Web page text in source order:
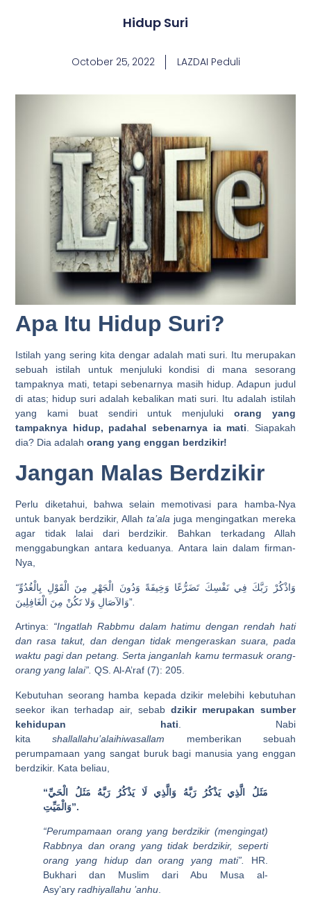
Hidup Suri
October 25, 2022 LAZDAI Peduli
Apa Itu Hidup Suri?
Istilah yang sering kita dengar adalah mati suri. Itu merupakan
sebuah istilah untuk menjuluki kondisi di mana sesorang
tampaknya mati, tetapi sebenarnya masih hidup. Adapun judul
di atas; hidup suri adalah kebalikan mati suri. Itu adalah istilah
yang kami buat sendiri untuk menjuluki orang yang
tampaknya hidup, padahal sebenarnya ia mati . Siapakah
dia? Dia adalahorang yang enggan berdzikir!
Jangan Malas Berdzikir
Perlu diketahui, bahwa selain memotivasi para hamba-Nya
untuk banyak berdzikir, Allahta’ala juga mengingatkan mereka
agar tidak lalai dari berdzikir. Bahkan terkadang Allah
menggabungkan antara keduanya. Antara lain dalam firman-
Nya,
“وَاذْكُرْ رَبَّكَ فِي نَفْسِكَ تَضَرُّعًا وَخِيفَةً وَدُونَ الْجَهْرِ مِنَ الْقَوْلِ بِالْغُدُوِّ
وَالآصَالِ وَلا تَكُنْ مِنَ الْغَافِلِينَ”
Artinya: “Ingatlah Rabbmu dalam hatimu dengan rendah hati
dan rasa takut, dan dengan tidak mengeraskan suara, pada
waktu pagi dan petang. Serta janganlah kamu termasuk orang-
orang yang lalai”.QS. Al-A’raf (7): 205.
Kebutuhan seorang hamba kepada dzikir melebihi kebutuhan
seekor ikan terhadap air, sebab dzikir merupakan sumber
kehidupan hati . Nabi
kitashallallahu’alaihiwasallam memberikan sebuah
perumpamaan yang sangat buruk bagi manusia yang enggan
berdzikir. Kata beliau,
“ مَثَلُ الَّذِي يَذْكُرُ رَبَّهُ وَالَّذِي لَا يَذْكُرُ رَبَّهُ مَثَلُ
الْحَيِّ
وَالْمَيِّتِ”.
“Perumpamaan orang yang berdzikir (mengingat)
Rabbnya dan orang yang tidak berdzikir, seperti
orang yang hidup dan orang yang mati”. HR.
Bukhari dan Muslim dari Abu Musa al-
Asy’aryradhiyallahu ’anhu.